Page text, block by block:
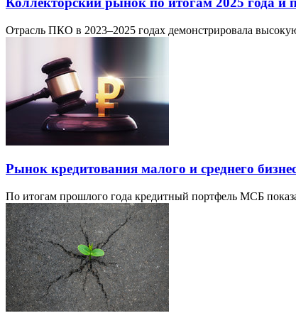
Отрасль ПКО в 2023–2025 годах демонстрировала
Рынок кредитования малого и среднего
По итогам прошлого года кредитный портфель МСБ